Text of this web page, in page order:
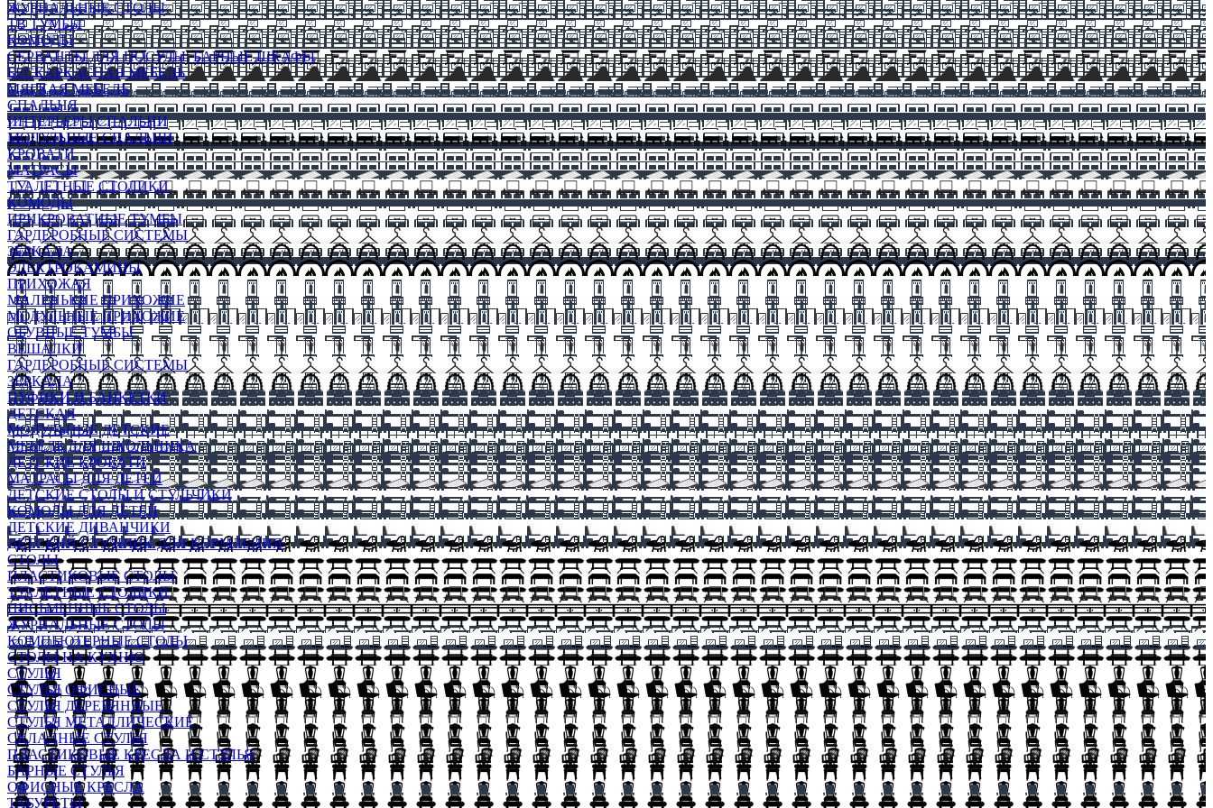
ЖУРНАЛЬНЫЕ СТОЛЫ
ТВ ТУМБЫ
КОМОДЫ
СЕРВАНТЫ ДЛЯ ПОСУДЫ, БАРНЫЕ ШКАФЫ
БЕСКАРКАСНАЯ МЕБЕЛЬ
МЯГКАЯ МЕБЕЛЬ
СПАЛЬНЯ
ИНТЕРЬЕРЫ СПАЛЬНИ
МОДУЛЬНЫЕ СПАЛЬНИ
КРОВАТИ
МАТРАСЫ
ТУАЛЕТНЫЕ СТОЛИКИ
КОМОДЫ
ПРИКРОВАТНЫЕ ТУМБЫ
ГАРДЕРОБНЫЕ СИСТЕМЫ
ЗЕРКАЛА
ЭЛЕКТРОКАМИНЫ
ПРИХОЖАЯ
МАЛЕНЬКИЕ ПРИХОЖИЕ
МОДУЛЬНЫЕ ПРИХОЖИЕ
ОБУВНЫЕ ТУМБЫ
ВЕШАЛКИ
ГАРДЕРОБНЫЕ СИСТЕМЫ
ЗЕРКАЛА
ПУФИКИ И БАНКЕТКИ
ДЕТСКАЯ
МОДУЛЬНЫЕ ДЕТСКИЕ
МЕБЕЛЬ ДЛЯ ШКОЛЬНИКА
ДЕТСКИЕ КРОВАТИ
МАТРАСЫ ДЛЯ ДЕТЕЙ
ДЕТСКИЕ СТОЛЫ И СТУЛЬЧИКИ
КОМОДЫ ДЛЯ ДЕТЕЙ
ДЕТСКИЕ ДИВАНЧИКИ
ДЕТСКИЙ СТУЛЬЧИК ДЛЯ КОРМЛЕНИЯ
СТОЛЫ
ПЛАСТИКОВЫЕ СТОЛЫ
ТУАЛЕТНЫЕ СТОЛИКИ
ПИСЬМЕННЫЕ СТОЛЫ
ЖУРНАЛЬНЫЕ СТОЛЫ
КОМПЬЮТЕРНЫЕ СТОЛЫ
СТОЛЫ НА КУХНЮ
СТУЛЬЯ
СТУЛЬЯ ОФИСНЫЕ
СТУЛЬЯ ДЕРЕВЯННЫЕ
СТУЛЬЯ МЕТАЛЛИЧЕСКИЕ
СКЛАДНЫЕ СТУЛЬЯ
ПЛАСТИКОВЫЕ КРЕСЛА И СТУЛЬЯ
БАРНЫЕ СТУЛЬЯ
ОФИСНЫЕ КРЕСЛА
ТАБУРЕТЫ